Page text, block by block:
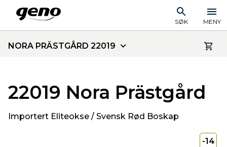
SØK MENY
NORA PRÄSTGÅRD 22019
22019 Nora Prästgård
Importert Eliteokse / Svensk Rød Boskap
-14